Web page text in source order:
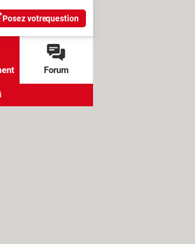
Posez votrequestion
Forum